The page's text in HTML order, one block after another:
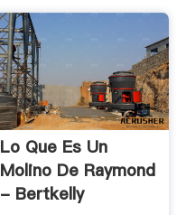
Lo Que Es Un
Molino De Raymond
- Bertkelly